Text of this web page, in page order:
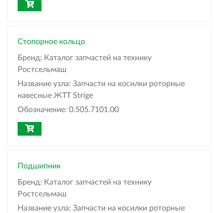
Стопорное кольцо
Бренд: Каталог запчастей на технику
Ростсельмаш
Название узла: Запчасти на косилки роторные
навесные ЖТТ Strige
Обозначение: 0.505.7101.00
Подшипник
Бренд: Каталог запчастей на технику
Ростсельмаш
Название узла: Запчасти на косилки роторные